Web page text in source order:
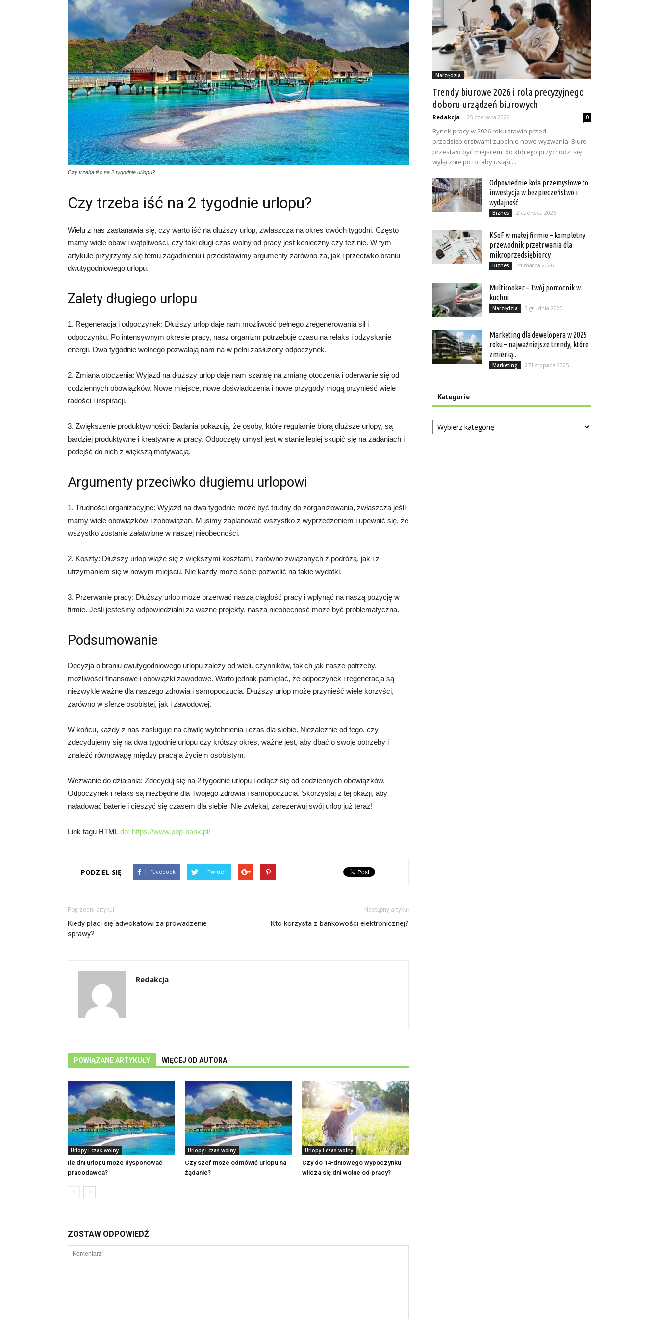
Czy trzeba iść na 2 tygodnie urlopu?
Czy trzeba iść na 2 tygodnie urlopu?
Wielu z nas zastanawia się, czy warto iść na dłuższy urlop, zwłaszcza na okres dwóch tygodni. Często
mamy wiele obaw i wątpliwości, czy taki długi czas wolny od pracy jest konieczny czy też nie. W tym
artykule przyjrzymy się temu zagadnieniu i przedstawimy argumenty zarówno za, jak i przeciwko braniu
dwutygodniowego urlopu.
Zalety długiego urlopu
1. Regeneracja i odpoczynek: Dłuższy urlop daje nam możliwość pełnego zregenerowania sił i
odpoczynku. Po intensywnym okresie pracy, nasz organizm potrzebuje czasu na relaks i odzyskanie
energii. Dwa tygodnie wolnego pozwalają nam na w pełni zasłużony odpoczynek.
2. Zmiana otoczenia: Wyjazd na dłuższy urlop daje nam szansę na zmianę otoczenia i oderwanie się od
codziennych obowiązków. Nowe miejsce, nowe doświadczenia i nowe przygody mogą przynieść wiele
radości i inspiracji.
3. Zwiększenie produktywności: Badania pokazują, że osoby, które regularnie biorą dłuższe urlopy, są
bardziej produktywne i kreatywne w pracy. Odpoczęty umysł jest w stanie lepiej skupić się na zadaniach i
podejść do nich z większą motywacją.
Argumenty przeciwko długiemu urlopowi
1. Trudności organizacyjne: Wyjazd na dwa tygodnie może być trudny do zorganizowania, zwłaszcza jeśli
mamy wiele obowiązków i zobowiązań. Musimy zaplanować wszystko z wyprzedzeniem i upewnić się, że
wszystko zostanie załatwione w naszej nieobecności.
2. Koszty: Dłuższy urlop wiąże się z większymi kosztami, zarówno związanych z podróżą, jak i z
utrzymaniem się w nowym miejscu. Nie każdy może sobie pozwolić na takie wydatki.
3. Przerwanie pracy: Dłuższy urlop może przerwać naszą ciągłość pracy i wpłynąć na naszą pozycję w
firmie. Jeśli jesteśmy odpowiedzialni za ważne projekty, nasza nieobecność może być problematyczna.
Podsumowanie
Decyzja o braniu dwutygodniowego urlopu zależy od wielu czynników, takich jak nasze potrzeby,
możliwości finansowe i obowiązki zawodowe. Warto jednak pamiętać, że odpoczynek i regeneracja są
niezwykle ważne dla naszego zdrowia i samopoczucia. Dłuższy urlop może przynieść wiele korzyści,
zarówno w sferze osobistej, jak i zawodowej.
W końcu, każdy z nas zasługuje na chwilę wytchnienia i czas dla siebie. Niezależnie od tego, czy
zdecydujemy się na dwa tygodnie urlopu czy krótszy okres, ważne jest, aby dbać o swoje potrzeby i
znaleźć równowagę między pracą a życiem osobistym.
Wezwanie do działania: Zdecyduj się na 2 tygodnie urlopu i odłącz się od codziennych obowiązków.
Odpoczynek i relaks są niezbędne dla Twojego zdrowia i samopoczucia. Skorzystaj z tej okazji, aby
naładować baterie i cieszyć się czasem dla siebie. Nie zwlekaj, zarezerwuj swój urlop już teraz!
Link tagu HTMLdo: https://www.pbp-bank.pl/
PODZIEL SIĘ Facebook Twitter
Poprzedni artykuł
Kiedy płaci się adwokatowi za prowadzenie
sprawy?
Następny artykuł
Kto korzysta z bankowości elektronicznej?
Redakcja
POWIĄZANE ARTYKUŁY WIĘCEJ OD AUTORA
Urlopy i czas wolny
Ile dni urlopu może dysponować
pracodawca?
Urlopy i czas wolny
Czy szef może odmówić urlopu na
żądanie?
Urlopy i czas wolny
Czy do 14-dniowego wypoczynku
wlicza się dni wolne od pracy?
ZOSTAW ODPOWIEDŹ
Narzędzia
Trendy biurowe 2026 i rola precyzyjnego
doboru urządzeń biurowych
Redakcja - 25 czerwca 2026 0
Rynek pracy w 2026 roku stawia przed
przedsiębiorstwami zupełnie nowe wyzwania. Biuro
przestało być miejscem, do którego przychodzi się
wyłącznie po to, aby usiąść...
Odpowiednie koła przemysłowe to
inwestycja w bezpieczeństwo i
wydajność
Biznes 2 czerwca 2026
KSeF w małej firmie – kompletny
przewodnik przetrwania dla
mikroprzedsiębiorcy
Biznes 24 marca 2026
Multicooker – Twój pomocnik w
kuchni
Narzędzia 3 grudnia 2025
Marketing dla dewelopera w 2025
roku – najważniejsze trendy, które
zmienią...
Marketing 27 listopada 2025
Kategorie
Kategorie